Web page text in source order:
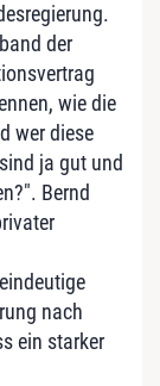
der
wie die
wer diese
ja gut und
Bernd
nach
ein starker